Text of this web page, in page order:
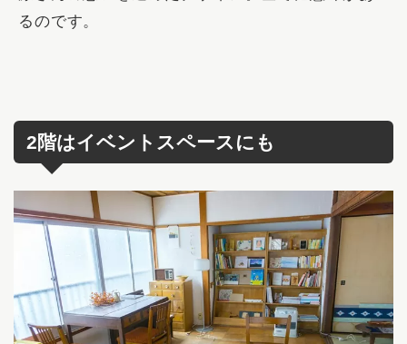
るのです。
2階はイベントスペースにも